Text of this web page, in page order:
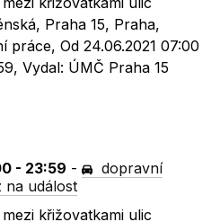
Praha 15, Praha,
práce, Od 24.06.2021 07:00
Vydal: ÚMČ Praha 15
- 23:59 -
dopravní
na událost
křižovatkami ulic